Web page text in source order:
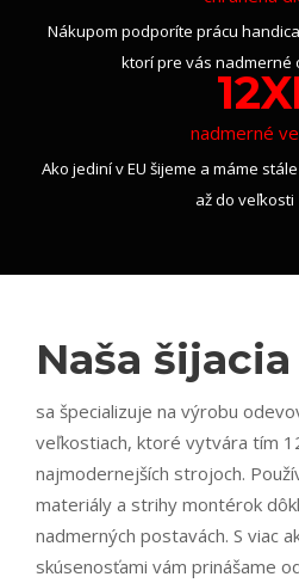
Nákupom podporíte prácu
ktorí pre vás nadmerné
nadmerné
Ako jediní v EU šijeme a máme
až do veľkosti
Naša
sa špecializuje na výrobu
veľkostiach, ktoré vytvára tím
najmodernejších strojoch.
materiály a strihy montérok
nadmerných postavách. S viac
skúsenosťami vám prinášame